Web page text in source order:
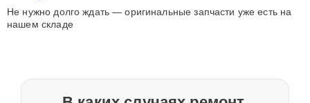
Не нужно долго ждать — оригинальные запчасти уже есть на
нашем складе